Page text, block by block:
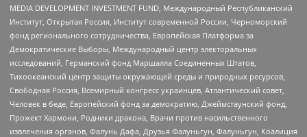
MEDIA DEVELOPMENT INVESTMENT FUND, Международный Республиканский
Институт, Открытая Россия, Институт современной России, Черноморский
фонд регионального сотрудничества, Европейская Платформа за
Демократические Выборы, Международный центр электоральных
исследований, Германский фонд Маршалла Соединенных Штатов,
Тихоокеанский центр защиты окружающей среды и природных ресурсов,
Свободная Россия, Всемирный конгресс украинцев, Атлантический совет,
Человек в беде, Европейский фонд за демократию, Джеймстаунский фонд,
Прожект Хармони, Родники дракона, Врачи против насильственного
извлечения органов, Фалунь Дафа, Друзья Фалуньгун, Фалуньгун, Коалиция